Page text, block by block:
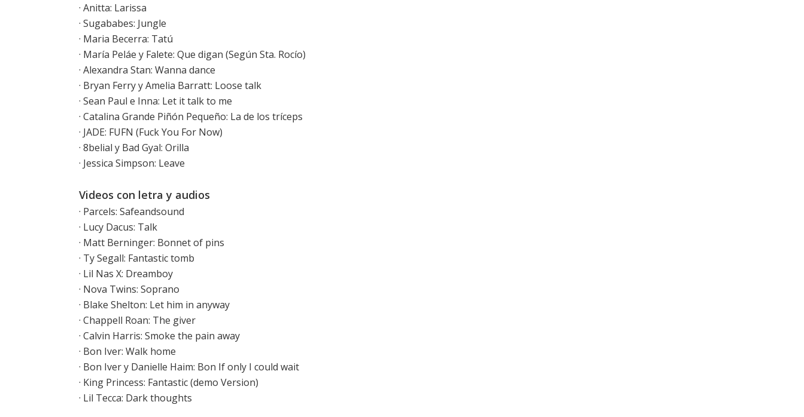
· Anitta: Larissa
· Sugababes: Jungle
· Maria Becerra: Tatú
· María Peláe y Falete: Que digan (Según Sta. Rocío)
· Alexandra Stan: Wanna dance
· Bryan Ferry y Amelia Barratt: Loose talk
· Sean Paul e Inna: Let it talk to me
· Catalina Grande Piñón Pequeño: La de los tríceps
· JADE: FUFN (Fuck You For Now)
· 8belial y Bad Gyal: Orilla
· Jessica Simpson: Leave
Videos con letra y audios
· Parcels: Safeandsound
· Lucy Dacus: Talk
· Matt Berninger: Bonnet of pins
· Ty Segall: Fantastic tomb
· Lil Nas X: Dreamboy
· Nova Twins: Soprano
· Blake Shelton: Let him in anyway
· Chappell Roan: The giver
· Calvin Harris: Smoke the pain away
· Bon Iver: Walk home
· Bon Iver y Danielle Haim: Bon If only I could wait
· King Princess: Fantastic (demo Version)
· Lil Tecca: Dark thoughts